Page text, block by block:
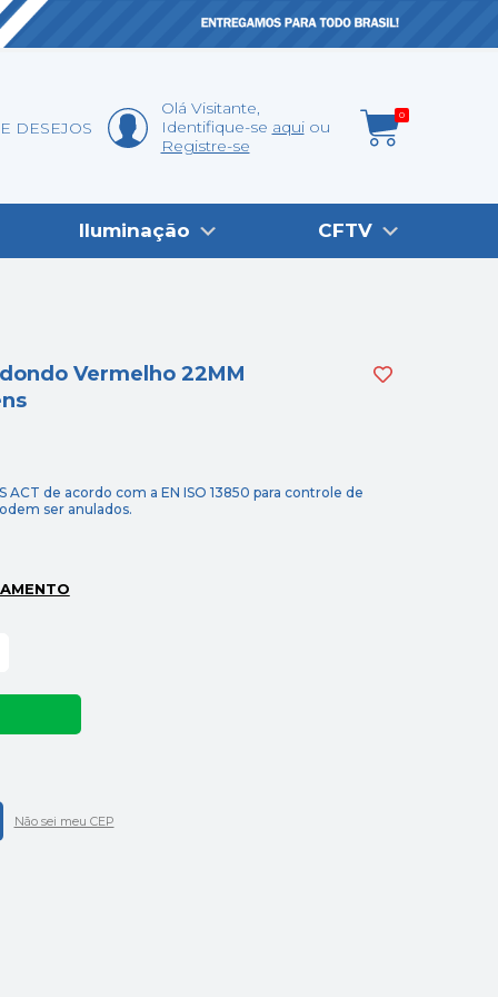
DESEJOS
Olá Visitante,
Identifique-se aqui
Registre-se
0
Iluminação CFTV
Vermelho 22MM
ACT de acordo com a EN ISO 13850 para controle de
ser anulados.